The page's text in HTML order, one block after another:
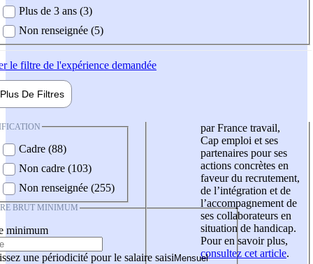
Plus de 3 ans (3)
Non renseignée (5)
le filtre de l'expérience demandée
Plus De Filtres
Cadre (88)
Non cadre (103)
Non renseignée (255)
BRUT MINIMUM
minimum
une périodicité pour le salaire saisi
par France travail,
Cap emploi et ses
partenaires pour ses
actions concrètes en
faveur du recrutement,
de l’intégration et de
l’accompagnement de
ses collaborateurs en
situation de handicap.
Pour en savoir plus,
consultez cet article.